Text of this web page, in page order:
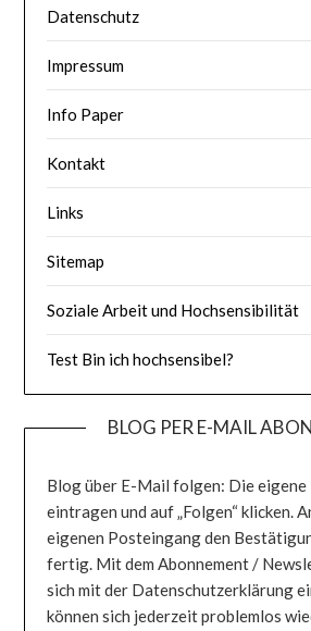
Datenschutz
Impressum
Info Paper
Kontakt
Links
Sitemap
Soziale Arbeit und Hochsensibilität
Test Bin ich hochsensibel?
BLOG PER E-MAIL
Blog über E-Mail folgen: Die
eintragen und auf „Folgen“ klicken.
eigenen Posteingang den
fertig. Mit dem Abonnement /
sich mit der Datenschutzerklärung
können sich jederzeit problemlos